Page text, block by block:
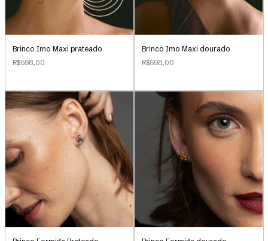
Brinco Imo Maxi prateado
R$598,00
Brinco Imo Maxi dourado
R$598,00